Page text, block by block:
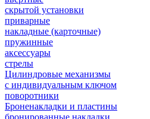
скрытой установки
приварные
накладные (карточные)
пружинные
аксессуары
стрелы
Цилиндровые механизмы
с индивидуальным ключом
поворотники
Броненакладки и пластины
бронированные накладки